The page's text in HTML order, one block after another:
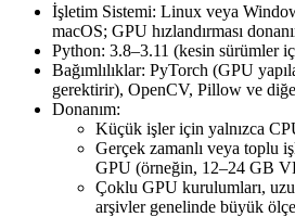
İşletim Sistemi: Linux veya
macOS; GPU hızlandırması
Python: 3.8–3.11 (kesin sürümler
Bağımlılıklar: PyTorch (GPU
gerektirir), OpenCV, Pillow ve
Donanım:
Küçük işler için yalnızca
Gerçek zamanlı veya toplu
GPU (örneğin, 12–24 GB
Çoklu GPU kurulumları,
arşivler genelinde büyük